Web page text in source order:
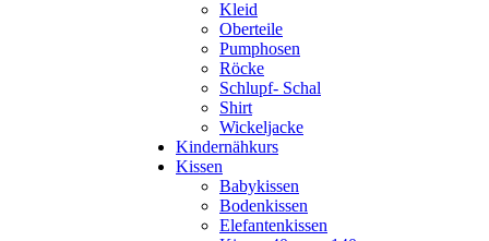
Kleid
Oberteile
Pumphosen
Röcke
Schlupf- Schal
Shirt
Wickeljacke
Kindernähkurs
Kissen
Babykissen
Bodenkissen
Elefantenkissen